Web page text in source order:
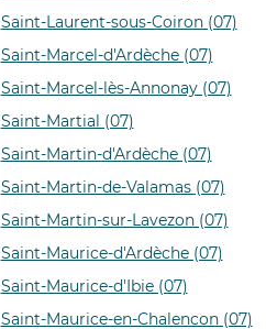
Saint-Laurent-sous-Coiron (07)
Saint-Marcel-d'Ardèche (07)
Saint-Marcel-lès-Annonay (07)
Saint-Martial (07)
Saint-Martin-d'Ardèche (07)
Saint-Martin-de-Valamas (07)
Saint-Martin-sur-Lavezon (07)
Saint-Maurice-d'Ardèche (07)
Saint-Maurice-d'Ibie (07)
Saint-Maurice-en-Chalencon (07)